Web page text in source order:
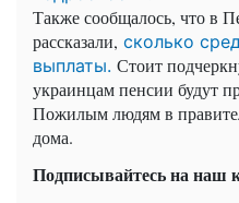
Также сообщалось, что в
рассказали, сколько
выплаты. Стоит
украинцам пенсии будут
Пожилым людям в
дома.
Подписывайтесь на наш